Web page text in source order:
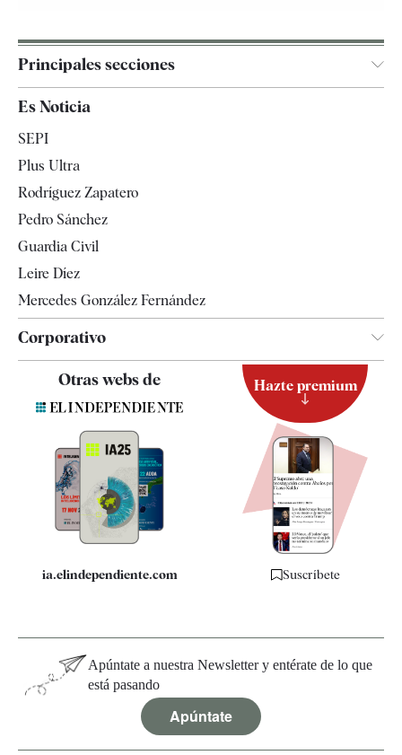
Principales secciones
España
Televisión
Es Noticia
SEPI
Plus Ultra
Rodríguez Zapatero
Pedro Sánchez
Guardia Civil
Leire Díez
Mercedes González Fernández
Corporativo
Contacto
Quiénes somos
Especificaciones
Otras webs de
ia.elindependiente.com
Hazte premium
Suscríbete
Apúntate a nuestra Newsletter y entérate de lo que
está pasando
Apúntate